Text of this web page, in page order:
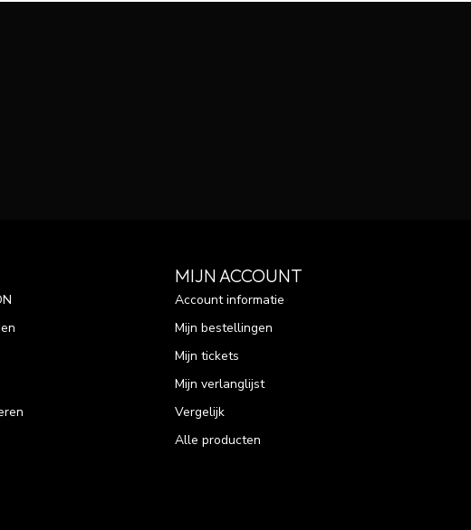
MIJN ACCOUNT
Account informatie
Mijn bestellingen
Mijn tickets
Mijn verlanglijst
Vergelijk
Alle producten